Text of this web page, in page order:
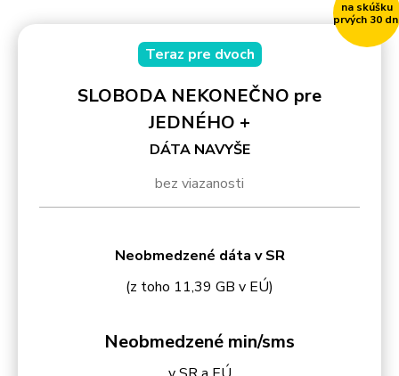
na skúšku
prvých 30
Teraz pre dvoch
SLOBODA NEKONEČNO pre
JEDNÉHO +
DÁTA NAVYŠE
bez viazanosti
Neobmedzené dáta v SR
(z toho 11,39 GB v EÚ)
Neobmedzené min/sms